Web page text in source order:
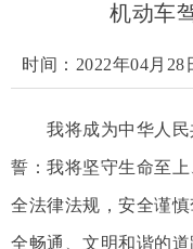
机动车
时间：2022年04月28
我将成为中华人
誓：我将坚守生命至
全法律法规，安全谨
全畅通、文明和谐的道